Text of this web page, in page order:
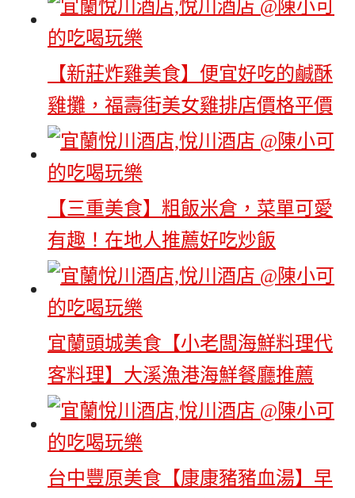
【新莊炸雞美食】便宜好吃的鹹酥
雞攤，福壽街美女雞排店價格平價
【三重美食】粗飯米倉，菜單可愛
有趣！在地人推薦好吃炒飯
宜蘭頭城美食【小老闆海鮮料理代
客料理】大溪漁港海鮮餐廳推薦
台中豐原美食【康康豬豬血湯】早